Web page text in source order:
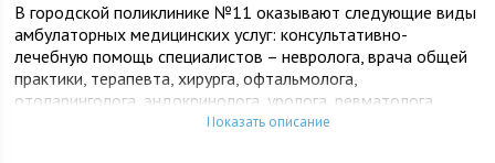
В городской поликлинике №11 оказывают следующие виды
амбулаторных медицинских услуг: консультативно-
лечебную помощь специалистов – невролога, врача общей
практики, терапевта, хирурга, офтальмолога,
отоларинголога, эндокринолога, уролога, ревматолога,
инфекциониста, профпатолога; медосмотры;
Показать описание